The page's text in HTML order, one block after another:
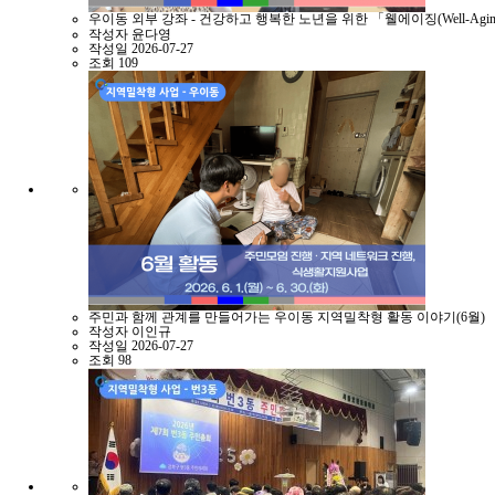
우이동 외부 강좌 - 건강하고 행복한 노년을 위한 「웰에이징(Well-
작성자 윤다영
작성일 2026-07-27
조회 109
주민과 함께 관계를 만들어가는 우이동 지역밀착형 활동 이야기(6월)
작성자 이인규
작성일 2026-07-27
조회 98